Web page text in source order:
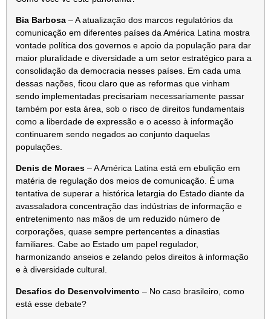
Bia Barbosa – A atualização dos marcos regulatórios da
comunicação em diferentes países da América Latina mostra
vontade política dos governos e apoio da população para dar
maior pluralidade e diversidade a um setor estratégico para a
consolidação da democracia nesses países. Em cada uma
dessas nações, ficou claro que as reformas que vinham
sendo implementadas precisariam necessariamente passar
também por esta área, sob o risco de direitos fundamentais
como a liberdade de expressão e o acesso à informação
continuarem sendo negados ao conjunto daquelas
populações.
Denis de Moraes – A América Latina está em ebulição em
matéria de regulação dos meios de comunicação. É uma
tentativa de superar a histórica letargia do Estado diante da
avassaladora concentração das indústrias de informação e
entretenimento nas mãos de um reduzido número de
corporações, quase sempre pertencentes a dinastias
familiares. Cabe ao Estado um papel regulador,
harmonizando anseios e zelando pelos direitos à informação
e à diversidade cultural.
Desafios do Desenvolvimento – No caso brasileiro, como
está esse debate?